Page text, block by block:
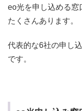
eo光を申し込める窓
たくさんあります。
代表的な6社の申し
です。